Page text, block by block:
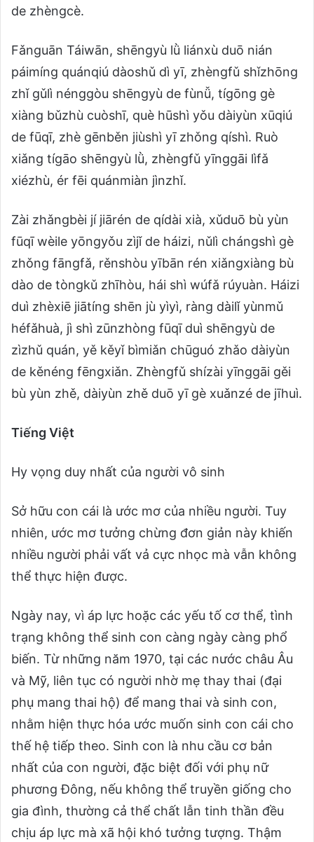
de zhèngcè.
Fǎnguān Táiwān, shēngyù lǜ liánxù duō nián
páimíng quánqiú dàoshǔ dì yī, zhèngfǔ shǐzhōng
zhǐ gǔlì nénggòu shēngyù de fùnǚ, tígōng gè
xiàng bǔzhù cuòshī, què hūshì yǒu dàiyùn xūqiú
de fūqī, zhè gēnběn jiùshì yī zhǒng qíshì. Ruò
xiǎng tígāo shēngyù lǜ, zhèngfǔ yīnggāi lìfǎ
xiézhù, ér fēi quánmiàn jìnzhǐ.
Zài zhǎngbèi jí jiārén de qídài xià, xǔduō bù yùn
fūqī wèile yōngyǒu zìjǐ de háizi, nǔlì chángshì gè
zhǒng fāngfǎ, rěnshòu yībān rén xiǎngxiàng bù
dào de tòngkǔ zhīhòu, hái shì wúfǎ rúyuàn. Háizi
duì zhèxiē jiātíng shēn jù yìyì, ràng dàilǐ yùnmǔ
héfǎhuà, jì shì zūnzhòng fūqī duì shēngyù de
zìzhǔ quán, yě kěyǐ bìmiǎn chūguó zhǎo dàiyùn
de kěnéng fēngxiǎn. Zhèngfǔ shízài yīnggāi gěi
bù yùn zhě, dàiyùn zhě duō yī gè xuǎnzé de jīhuì.
Tiếng Việt
Hy vọng duy nhất của người vô sinh
Sở hữu con cái là ước mơ của nhiều người. Tuy
nhiên, ước mơ tưởng chừng đơn giản này khiến
nhiều người phải vất vả cực nhọc mà vẫn không
thể thực hiện được.
Ngày nay, vì áp lực hoặc các yếu tố cơ thể, tình
trạng không thể sinh con càng ngày càng phổ
biến. Từ những năm 1970, tại các nước châu Âu
và Mỹ, liên tục có người nhờ mẹ thay thai (đại
phụ mang thai hộ) để mang thai và sinh con,
nhằm hiện thực hóa ước muốn sinh con cái cho
thế hệ tiếp theo. Sinh con là nhu cầu cơ bản
nhất của con người, đặc biệt đối với phụ nữ
phương Đông, nếu không thể truyền giống cho
gia đình, thường cả thể chất lẫn tinh thần đều
chịu áp lực mà xã hội khó tưởng tượng. Thậm